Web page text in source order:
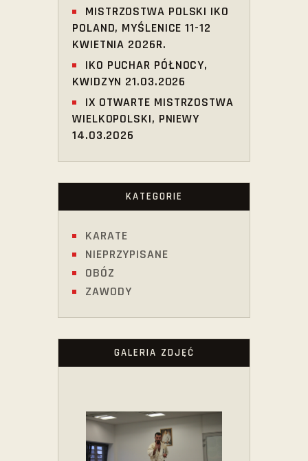
MISTRZOSTWA POLSKI IKO
POLAND, MYŚLENICE 11-12
KWIETNIA 2026R.
IKO PUCHAR PÓŁNOCY,
KWIDZYN 21.03.2026
IX OTWARTE MISTRZOSTWA
WIELKOPOLSKI, PNIEWY
14.03.2026
KATEGORIE
KARATE
NIEPRZYPISANE
OBÓZ
ZAWODY
GALERIA ZDJĘĆ